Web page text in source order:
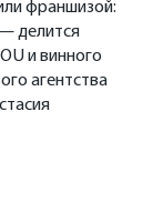
франшизой:
делится
и винного
агентства